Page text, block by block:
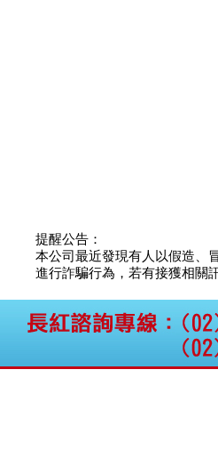
報相關資
格斯科技*:公告更正
115/05/12重訊內容(停
工程股份有限公司公告
「新北市淡水區海鷗段
提醒公告：
本公司最近發現有人以假造、
進行詐騙行為，若有接獲相關